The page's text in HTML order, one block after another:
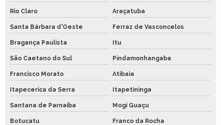
Rio Claro Araçatuba
Santa Bárbara d'Oeste Ferraz de Vasconcelos
Bragança Paulista Itu
São Caetano do Sul Pindamonhangaba
Francisco Morato Atibaia
Itapecerica da Serra Itapetininga
Santana de Parnaíba Mogi Guaçu
Botucatu Franco da Rocha